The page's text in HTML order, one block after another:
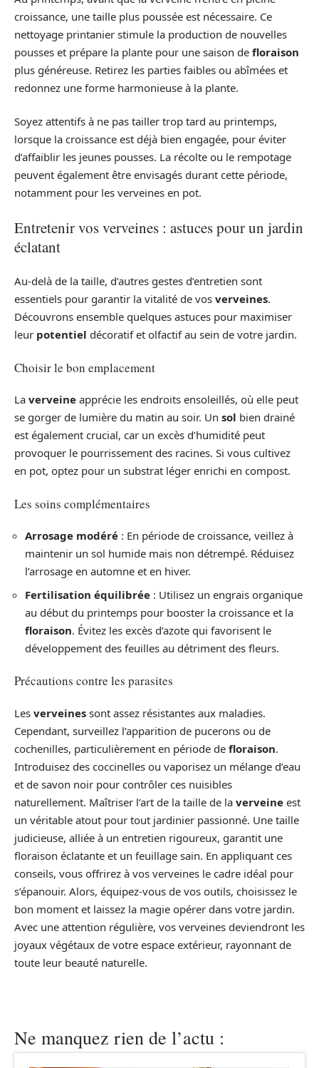
croissance, une taille plus poussée est nécessaire. Ce
nettoyage printanier stimule la production de nouvelles
pousses et prépare la plante pour une saison de floraison
plus généreuse. Retirez les parties faibles ou abîmées et
redonnez une forme harmonieuse à la plante.
Soyez attentifs à ne pas tailler trop tard au printemps,
lorsque la croissance est déjà bien engagée, pour éviter
d’affaiblir les jeunes pousses. La récolte ou le rempotage
peuvent également être envisagés durant cette période,
notamment pour les verveines en pot.
Entretenir vos verveines : astuces pour un jardin
éclatant
Au-delà de la taille, d’autres gestes d’entretien sont
essentiels pour garantir la vitalité de vos verveines.
Découvrons ensemble quelques astuces pour maximiser
leur potentiel décoratif et olfactif au sein de votre jardin.
Choisir le bon emplacement
La verveine apprécie les endroits ensoleillés, où elle peut
se gorger de lumière du matin au soir. Un sol bien drainé
est également crucial, car un excès d’humidité peut
provoquer le pourrissement des racines. Si vous cultivez
en pot, optez pour un substrat léger enrichi en compost.
Les soins complémentaires
Arrosage modéré : En période de croissance, veillez à
maintenir un sol humide mais non détrempé. Réduisez
l’arrosage en automne et en hiver.
Fertilisation équilibrée : Utilisez un engrais organique
au début du printemps pour booster la croissance et la
floraison. Évitez les excès d’azote qui favorisent le
développement des feuilles au détriment des fleurs.
Précautions contre les parasites
Les verveines sont assez résistantes aux maladies.
Cependant, surveillez l’apparition de pucerons ou de
cochenilles, particulièrement en période de floraison.
Introduisez des coccinelles ou vaporisez un mélange d’eau
et de savon noir pour contrôler ces nuisibles
naturellement. Maîtriser l’art de la taille de la verveine est
un véritable atout pour tout jardinier passionné. Une taille
judicieuse, alliée à un entretien rigoureux, garantit une
floraison éclatante et un feuillage sain. En appliquant ces
conseils, vous offrirez à vos verveines le cadre idéal pour
s’épanouir. Alors, équipez-vous de vos outils, choisissez le
bon moment et laissez la magie opérer dans votre jardin.
Avec une attention régulière, vos verveines deviendront les
joyaux végétaux de votre espace extérieur, rayonnant de
toute leur beauté naturelle.
Ne manquez rien de l’actu :